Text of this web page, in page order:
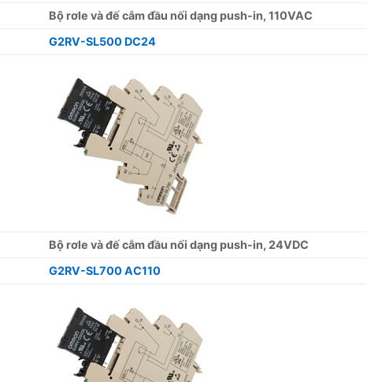
Bộ rơle và đế cắm đầu nối dạng push-in, 110VAC
G2RV-SL500 DC24
Bộ rơle và đế cắm đầu nối dạng push-in, 24VDC
G2RV-SL700 AC110